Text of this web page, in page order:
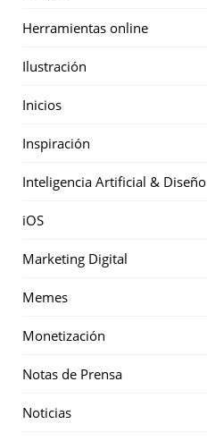
Herramientas online
Ilustración
Inicios
Inspiración
Inteligencia Artificial & Diseño
iOS
Marketing Digital
Memes
Monetización
Notas de Prensa
Noticias